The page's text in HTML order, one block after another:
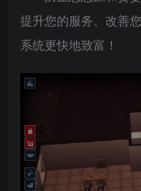
提升您的服务、改善
系统更快地致富！